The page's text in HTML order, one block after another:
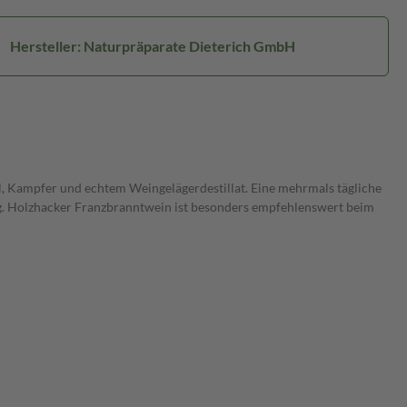
Hersteller: Naturpräparate Dieterich GmbH
und echtem Weingelägerdestillat. Eine mehrmals tägliche
Franzbranntwein ist besonders empfehlenswert beim